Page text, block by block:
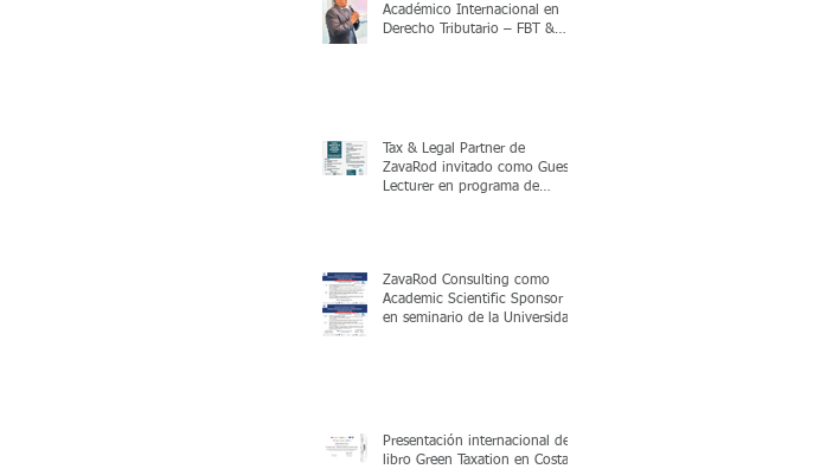
Académico Internacional en
Derecho Tributario – FBT &
Tax & Legal Partner de
ZavaRod invitado como Guest
Lecturer en programa de
ZavaRod Consulting como
Academic Scientific Sponsor
en seminario de la Universidad
Presentación internacional del
libro Green Taxation en Costa